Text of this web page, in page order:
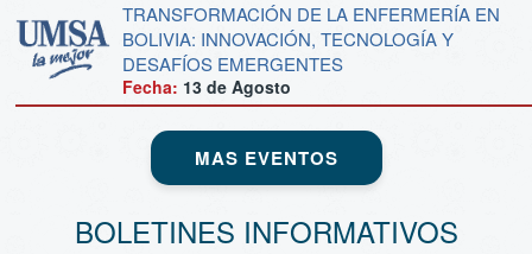
TRANSFORMACIÓN DE LA ENFERMERÍA EN
BOLIVIA: INNOVACIÓN, TECNOLOGÍA Y
DESAFÍOS EMERGENTES
Fecha: 13 de Agosto
MAS EVENTOS
BOLETINES INFORMATIVOS